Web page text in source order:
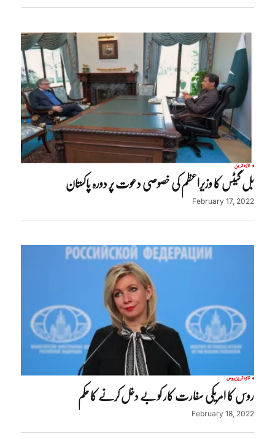
تازہ ترین
بل گیٹس کا وزیراعظم کی خصوصی دعوت پر دورہ پاکستان
February 17, 2022
تازہ ترینروس
روس کا امریکی سفارت کار کو بے دخل کرنے کا حکم
February 18, 2022